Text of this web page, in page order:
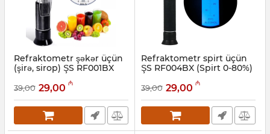
Refraktometr şəkər üçün
(şirə, sirop) ŞS RF001BX
Artikul: 050001001
39,00 29,00 ₼
Refraktometr spirt üçün
ŞS RF004BX (Spirt 0-80%)
050001002
39,00 29,00 ₼